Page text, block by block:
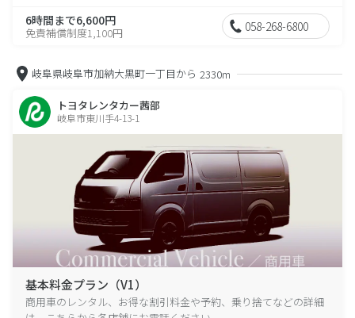
6時間まで6,600円
免責補償制度1,100円 058-268-6800
岐阜県岐阜市加納大黒町一丁目から 2330m
トヨタレンタカー茜部
岐阜市東川手4-13-1
基本料金プラン（V1）
商用車のレンタル、お得な割引料金や予約、乗り捨てなどの詳細